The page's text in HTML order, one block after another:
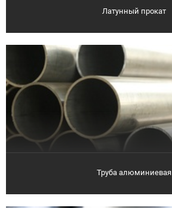
Латунный прокат
Труба алюминиевая